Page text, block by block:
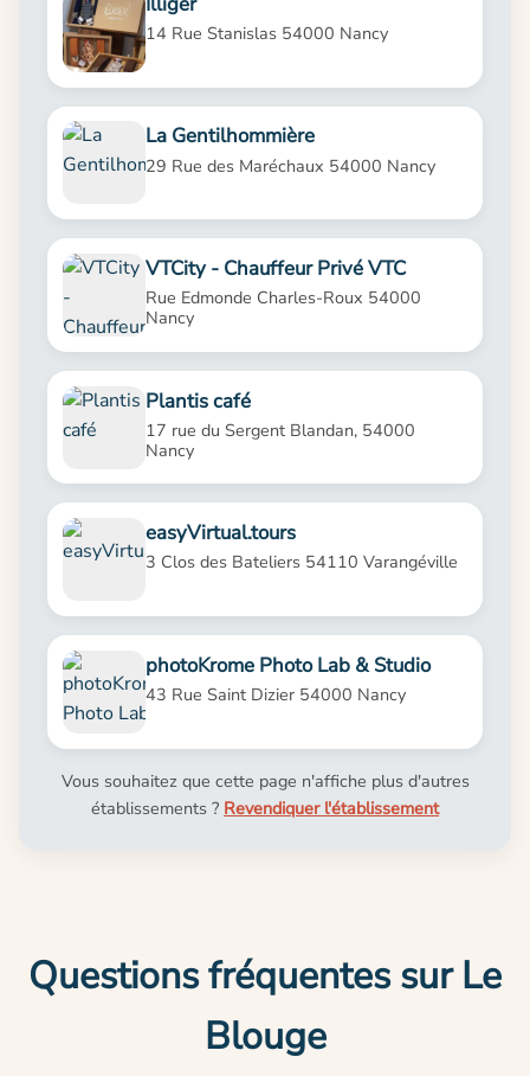
14 Rue Stanislas 54000 Nancy
La Gentilhommière
29 Rue des Maréchaux 54000 Nancy
VTCity - Chauffeur Privé VTC
Rue Edmonde Charles-Roux 54000
Nancy
Plantis café
17 rue du Sergent Blandan, 54000
Nancy
easyVirtual.tours
3 Clos des Bateliers 54110 Varangéville
photoKrome Photo Lab & Studio
43 Rue Saint Dizier 54000 Nancy
Vous souhaitez que cette page n'affiche plus d'autres
établissements ? Revendiquer l'établissement
Questions fréquentes sur Le
Blouge